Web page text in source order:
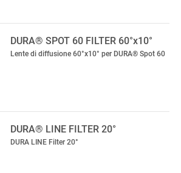
DURA® SPOT 60 FILTER 60°x10°
Lente di diffusione 60°x10° per DURA® Spot 60
DURA® LINE FILTER 20°
DURA LINE Filter 20°